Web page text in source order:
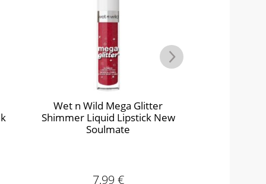
Wet n Wild Mega Glitter
Shimmer Liquid Lipstick New
Soulmate
7,99 €